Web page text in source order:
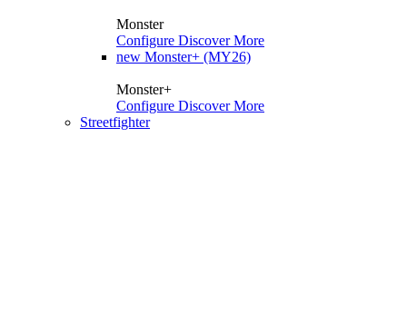
Monster
Configure Discover More
new Monster+ (MY26)
Monster+
Configure Discover More
Streetfighter